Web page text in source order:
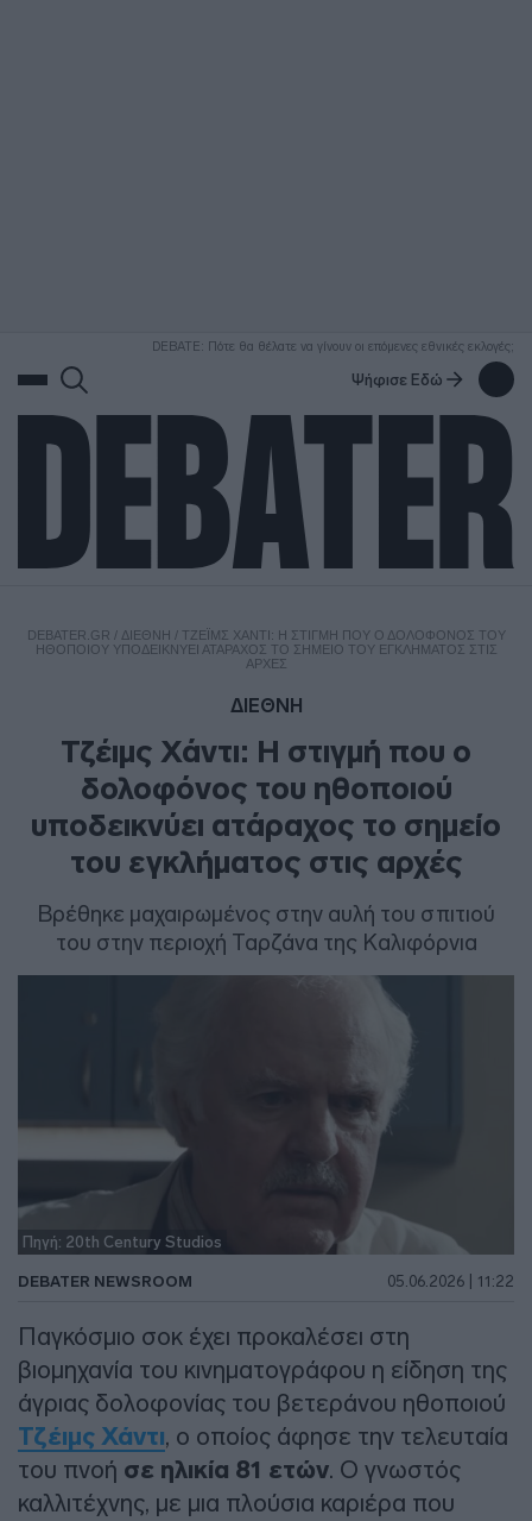
DEBATE: Πότε θα θέλατε να γίνουν οι επόμενες εθνικές εκλογές;
Ψήφισε Εδώ
DEBATER.GR / ΔΙΕΘΝΗ / ΤΖΈΙΜΣ ΧΆΝΤΙ: Η ΣΤΙΓΜΉ ΠΟΥ Ο ΔΟΛΟΦΌΝΟΣ ΤΟΥ
ΗΘΟΠΟΙΟΎ ΥΠΟΔΕΙΚΝΎΕΙ ΑΤΆΡΑΧΟΣ ΤΟ ΣΗΜΕΊΟ ΤΟΥ ΕΓΚΛΉΜΑΤΟΣ ΣΤΙΣ
ΑΡΧΈΣ
ΔΙΕΘΝΗ
Τζέιμς Χάντι: Η στιγμή που ο
δολοφόνος του ηθοποιού
υποδεικνύει ατάραχος το σημείο
του εγκλήματος στις αρχές
Βρέθηκε μαχαιρωμένος στην αυλή του σπιτιού
του στην περιοχή Ταρζάνα της Καλιφόρνια
Πηγή: 20th Century Studios
DEBATER NEWSROOM 05.06.2026 | 11:22
Παγκόσμιο σοκ έχει προκαλέσει στη
βιομηχανία του κινηματογράφου η είδηση της
άγριας δολοφονίας του βετεράνου ηθοποιού
Τζέιμς Χάντι, ο οποίος άφησε την τελευταία
του πνοή σε ηλικία 81 ετών. Ο γνωστός
καλλιτέχνης, με μια πλούσια καριέρα που